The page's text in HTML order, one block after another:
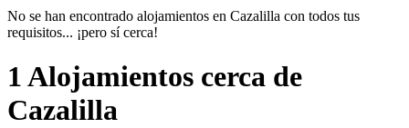
No se han encontrado alojamientos en Cazalilla con todos tus
requisitos... ¡pero sí cerca!
1 Alojamientos cerca de
Cazalilla